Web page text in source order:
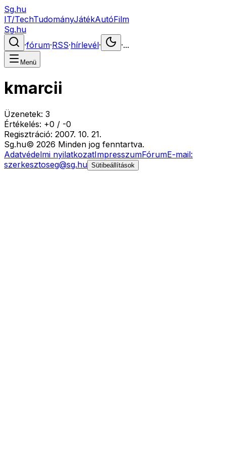
Sg.hu
IT/TechTudományJátékAutóFilm
Sg.hu
·fórum·RSS·hírlevél· ·...
Menü
kmarcii
Üzenetek: 3
Értékelés: +0 / -0
Regisztráció: 2007. 10. 21.
Sg.hu© 2026 Minden jog fenntartva.
Adatvédelmi nyilatkozatImpresszumFórumE-mail:
szerkesztoseg@sg.hu Sütibeállítások